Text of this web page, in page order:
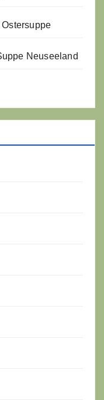
Neuseeland